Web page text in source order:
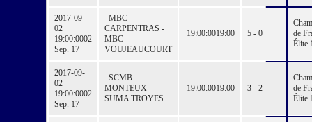
2017-09-
02
19:00:0002
Sep. 17
MBC
CARPENTRAS -
MBC
VOUJEAUCOURT
19:00:0019:00 5 - 0
de
Élite
2017-09-
02
19:00:0002
Sep. 17
SCMB
MONTEUX -
SUMA TROYES
19:00:0019:00 3 - 2
de
Élite